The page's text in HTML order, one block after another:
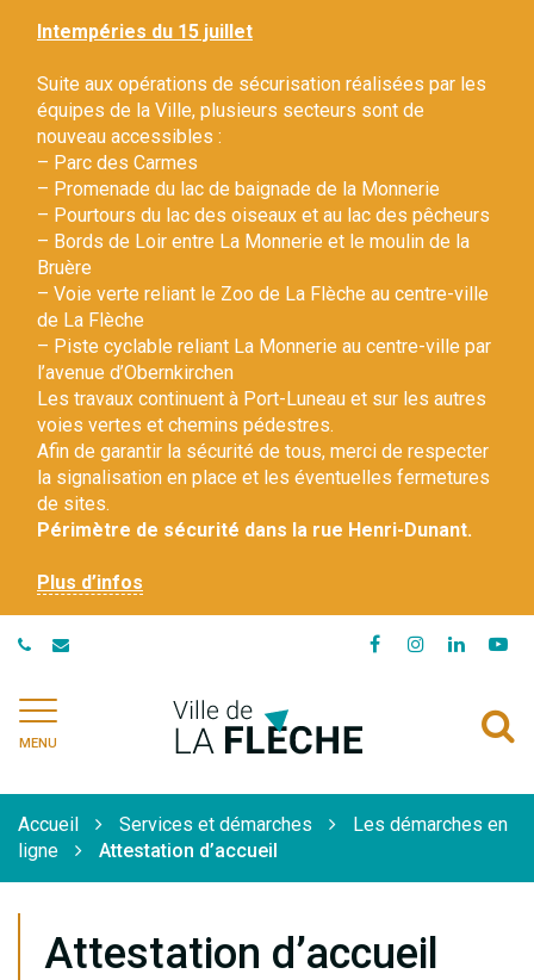
Intempéries du 15 juillet
Suite aux opérations de sécurisation réalisées par les
équipes de la Ville, plusieurs secteurs sont de
nouveau accessibles :
– Parc des Carmes
– Promenade du lac de baignade de la Monnerie
– Pourtours du lac des oiseaux et au lac des pêcheurs
– Bords de Loir entre La Monnerie et le moulin de la
Bruère
– Voie verte reliant le Zoo de La Flèche au centre-ville
de La Flèche
– Piste cyclable reliant La Monnerie au centre-ville par
l’avenue d’Obernkirchen
Les travaux continuent à Port-Luneau et sur les autres
voies vertes et chemins pédestres.
Afin de garantir la sécurité de tous, merci de respecter
la signalisation en place et les éventuelles fermetures
de sites.
Périmètre de sécurité dans la rue Henri-Dunant.
Plus d’infos
Lien
Lien
compte
Instagram
Lien
compte
MENU
Accueil Services et démarches
Les démarches en
ligne
Attestation d’accueil
Attestation d’accueil